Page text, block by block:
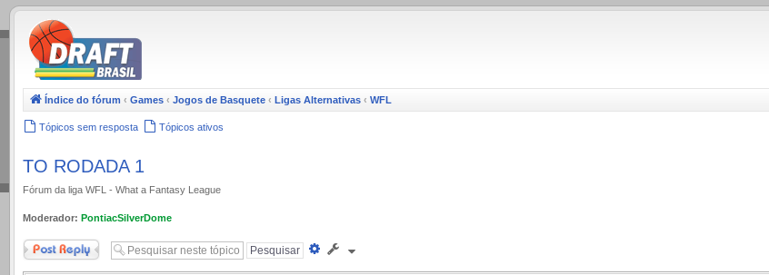
.
Índice do fórum ‹ Games ‹ Jogos de Basquete ‹ Ligas Alternativas ‹ WFL
Tópicos sem resposta Tópicos ativos
TO RODADA 1
Fórum da liga WFL - What a Fantasy League
Moderador: PontiacSilverDome
Responder
Pesquisa